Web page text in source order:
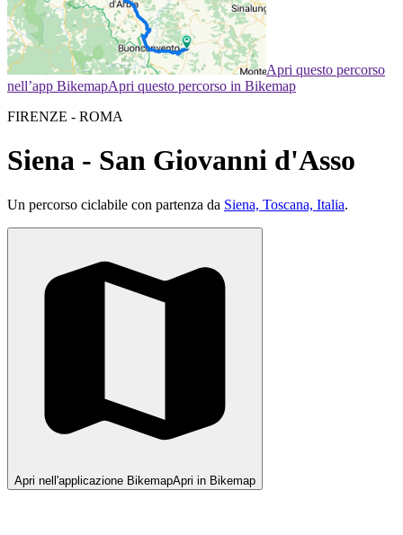
Apri questo percorso
nell’app BikemapApri questo percorso in Bikemap
FIRENZE - ROMA
Siena - San Giovanni d'Asso
Un percorso ciclabile con partenza da Siena, Toscana, Italia.
Apri nell'applicazione BikemapApri in Bikemap